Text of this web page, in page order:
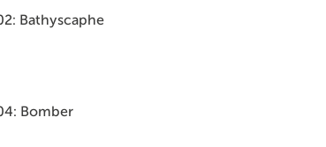
Bathyscaphe
Bomber